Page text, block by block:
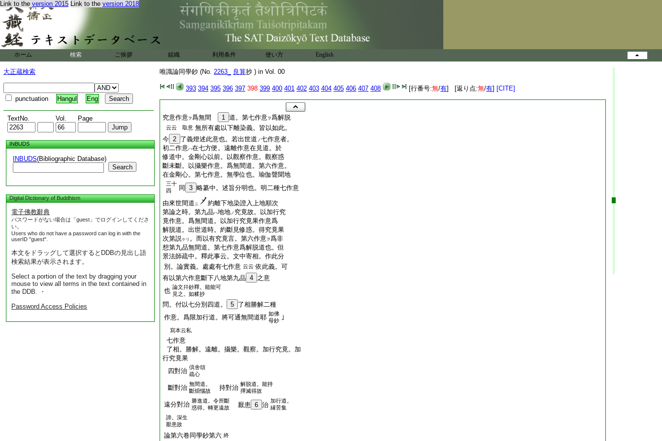
Link to the version 2015 Link to the version 2018
ホーム 検索 ご挨拶 組織 利用条件 使い方 English
大正蔵検索
punctuation Hangul Eng
TextNo. Vol. Page
INBUDS
INBUDS(Bibliographic Database)
Search
Digital Dictionary of Buddhism
電子佛教辭典
パスワードがない場合は「guest」でログインしてくださ
い。
Users who do not have a password can log in with the
userID "guest".
本文をドラッグして選択するとDDBの見出し語
検索結果が表示されます。
Select a portion of the text by dragging your
mouse to view all terms in the text contained in
the DDB. ・
Password Access Policies
唯識論同學鈔 (No. 2263_ 良算抄 ) in Vol. 00
393 394 395 396 397 398 399 400 401 402 403 404 405 406 407 408 [行番号:無/有] [返り点:無/有] [CITE]
究意作意ヲ爲無間 1 道。第七作意ヲ爲解脱
云云 取意 無所有處以下離染義。皆以如此。
今 2 了義燈述此意也。若出世道 ノ七作意者。
初二作意ハ在七方便。遠離作意在見道。於
修道中。金剛心以前。以觀察作意。觀察惑
斷未斷。以攝樂作意。爲無間道。第六作意。
在金剛心。第七作意。無學位也。瑜伽聲聞地
三十
四
同 3 略纂中。述旨分明也。明二種七作意
由來世間道ニ
約離下地染證入上地順次
第論之時。第九品ハ地地ノ 究竟故。以加行究
竟作意。爲無間道。以加行究竟果作意爲
解脱道。出世道時。約斷見修惑。得究竟果
次第説ケリ 。而以有究竟言。第六作意ヲ爲非
想第九品無間道。第七作意爲解脱道也。但
景法師疏中。釋此事云。文中寄相。作此分
別。論實義。處處有七作意 云云 依此義。可
有以第六作意斷下八地第九品 4 之意
也 論文幷鈔釋。能能可
見之。如糅抄
問。付以七分別四道。 5 了相勝解二種
作意。爲限加行道。將可通無間道耶 如佛
母鈔 ｣
寫本云私
七作意
了相。勝解。遠離。攝樂。觀察。加行究竟。加
行究竟果
四對治 倶舍頌
疏心
斷對治 無間道。
斷煩惱故
持對治 解脱道。能持
擇滅得故
遠分對治 勝進道。令所斷
惑得。轉更遠故
厭患 6 治
加行道。
縁苦集
諦。深生
厭患故
論第六卷同學鈔第六 終